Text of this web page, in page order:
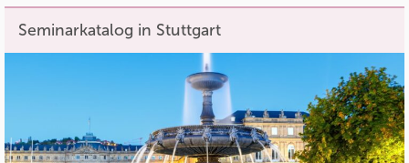
Seminarkatalog in Stuttgart